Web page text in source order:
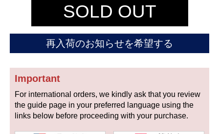
商品の状態から探す
中古品
WEB限定品 SALE
SOLD OUT
再入荷のお知らせを希望する
Important
For international orders, we kindly ask that you review
the guide page in your preferred language using the
links below before proceeding with your purchase.